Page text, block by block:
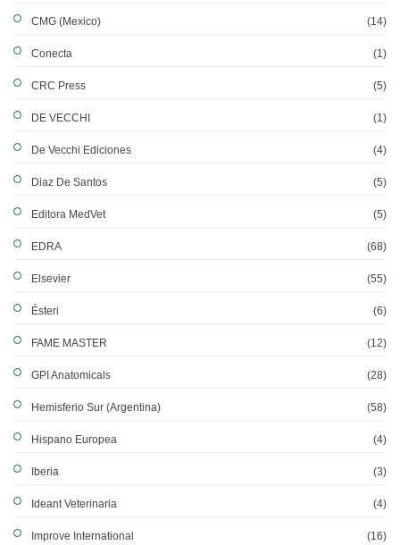
CMG (Mexico) (14)
Conecta (1)
CRC Press (5)
DE VECCHI (1)
De Vecchi Ediciones (4)
Diaz De Santos (5)
Editora MedVet (5)
EDRA (68)
Elsevier (55)
Ésteri (6)
FAME MASTER (12)
GPI Anatomicals (28)
Hemisferio Sur (Argentina) (58)
Hispano Europea (4)
Iberia (3)
Ideant Veterinaria (4)
Improve International (16)